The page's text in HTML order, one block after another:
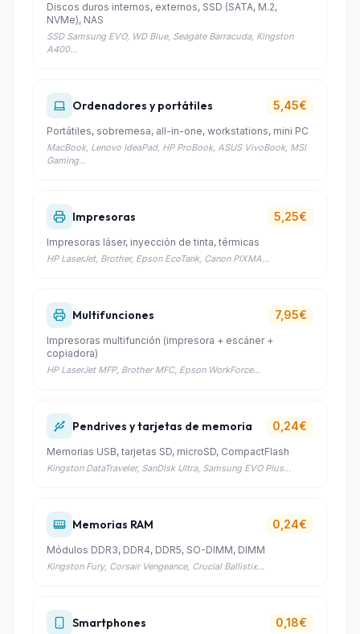
Discos duros internos, externos, SSD (SATA, M.2,
NVMe), NAS
SSD Samsung EVO, WD Blue, Seagate Barracuda, Kingston
A400...
Ordenadores y portátiles 5,45€
Portátiles, sobremesa, all-in-one, workstations, mini PC
MacBook, Lenovo IdeaPad, HP ProBook, ASUS VivoBook, MSI
Gaming...
Impresoras 5,25€
Impresoras láser, inyección de tinta, térmicas
HP LaserJet, Brother, Epson EcoTank, Canon PIXMA...
Multifunciones 7,95€
Impresoras multifunción (impresora + escáner +
copiadora)
HP LaserJet MFP, Brother MFC, Epson WorkForce...
Pendrives y tarjetas de memoria 0,24€
Memorias USB, tarjetas SD, microSD, CompactFlash
Kingston DataTraveler, SanDisk Ultra, Samsung EVO Plus...
Memorias RAM 0,24€
Módulos DDR3, DDR4, DDR5, SO-DIMM, DIMM
Kingston Fury, Corsair Vengeance, Crucial Ballistix...
Smartphones 0,18€